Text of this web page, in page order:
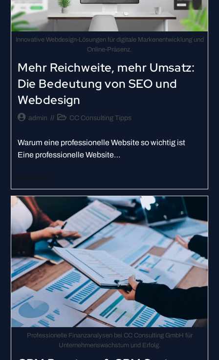
Innovative Webdesign-Lösungen für digitale Markenentwicklung und
Online-Präsenz.
Mehr Reichweite, mehr Umsatz:
Die Bedeutung von SEO und
Webdesign
admin CC Consulting Tipps
Warum eine professionelle Website so wichtig ist
Eine professionelle Website…
Professionelle Finanzanalysen bei CC Consulting GmbH für
Unternehmenswachstum und Erfolg.